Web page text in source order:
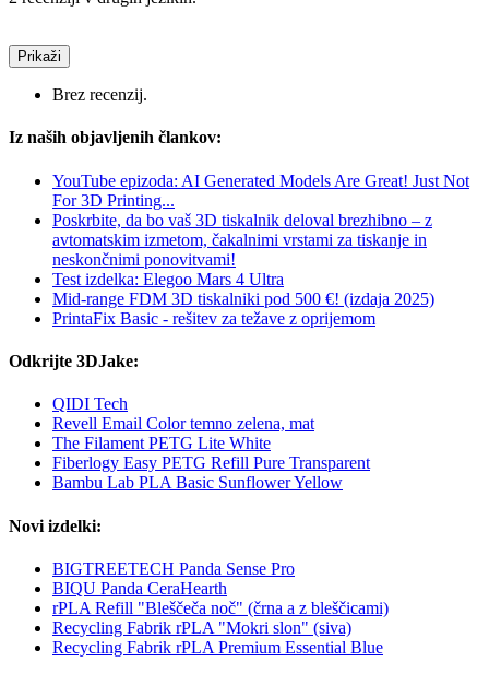
Prikaži
Brez recenzij.
Iz naših objavljenih člankov:
YouTube epizoda: AI Generated Models Are Great! Just Not
For 3D Printing...
Poskrbite, da bo vaš 3D tiskalnik deloval brezhibno – z
avtomatskim izmetom, čakalnimi vrstami za tiskanje in
neskončnimi ponovitvami!
Test izdelka: Elegoo Mars 4 Ultra
Mid-range FDM 3D tiskalniki pod 500 €! (izdaja 2025)
PrintaFix Basic - rešitev za težave z oprijemom
Odkrijte 3DJake:
QIDI Tech
Revell Email Color temno zelena, mat
The Filament PETG Lite White
Fiberlogy Easy PETG Refill Pure Transparent
Bambu Lab PLA Basic Sunflower Yellow
Novi izdelki:
BIGTREETECH Panda Sense Pro
BIQU Panda CeraHearth
rPLA Refill "Bleščeča noč" (črna a z bleščicami)
Recycling Fabrik rPLA "Mokri slon" (siva)
Recycling Fabrik rPLA Premium Essential Blue